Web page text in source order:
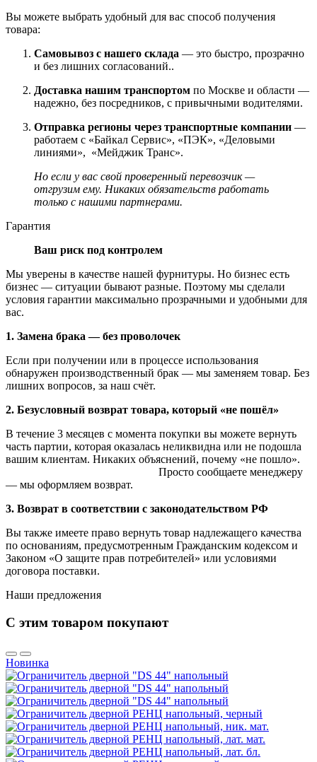
Вы можете выбрать удобный для вас способ получения
товара:
Самовывоз с нашего склада — это быстро, прозрачно
и без лишних согласований..
Доставка нашим транспортом по Москве и области —
надежно, без посредников, с привычными водителями.
Отправка регионы через транспортные компании —
работаем с «Байкал Сервис», «ПЭК», «Деловыми
линиями», «Мейджик Транс».
Но если у вас свой проверенный перевозчик —
отгрузим ему. Никаких обязательств работать
только с нашими партнерами.
Гарантия
Ваш риск под контролем
Мы уверены в качестве нашей фурнитуры. Но бизнес есть
бизнес — ситуации бывают разные. Поэтому мы сделали
условия гарантии максимально прозрачными и удобными для
вас.
1. Замена брака — без проволочек
Если при получении или в процессе использования
обнаружен производственный брак — мы заменяем товар. Без
лишних вопросов, за наш счёт.
2. Безусловный возврат товара, который «не пошёл»
В течение 3 месяцев с момента покупки вы можете вернуть
часть партии, которая оказалась неликвидна или не подошла
вашим клиентам. Никаких объяснений, почему «не пошло».
Просто сообщаете менеджеру
— мы оформляем возврат.
3. Возврат в соответствии с законодательством РФ
Вы также имеете право вернуть товар надлежащего качества
по основаниям, предусмотренным Гражданским кодексом и
Законом «О защите прав потребителей» или условиями
договора поставки.
Наши предложения
С этим товаром покупают
Новинка